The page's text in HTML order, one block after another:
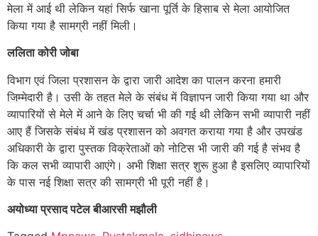
मेला में आई थी लेकिन यहां सिर्फ खाना पूर्ति के हिसाब से मेला आयोजित
किया गया है सामग्री नहीं मिली।
ललिता कोरी जोबा
विभाग एवं जिला प्रशासन के द्वारा जारी आदेश का पालन करना हमारी
जिम्मेदारी है। उसी के तहत मेले के संबंध में विज्ञापन जारी किया गया था और
व्यापारियों से मेले में आने के लिए चर्चा भी की गई थी लेकिन सभी व्यापारी नहीं
आए हैं जिसके संबंध में खंड प्रशासन को अवगत कराया गया है और उपखंड
अधिकारी के द्वारा पुस्तक विक्रेताओं को नोटिस भी जारी की गई है संभव है
कि कल सभी व्यापारी आएंगे। अभी शिक्षा सत्र शुरू हुआ है इसलिए व्यापारियों
के पास नई शिक्षा सत्र की सामग्री भी पूरी नहीं है।
अयोध्या प्रसाद पटेल बीआरसी मझौली